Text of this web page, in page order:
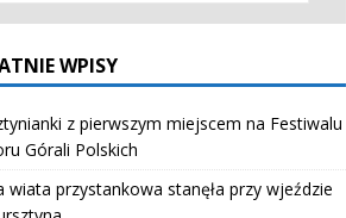
WPISY
z pierwszym miejscem na Festiwalu
Górali Polskich
wiata przystankowa stanęła przy wjeździe